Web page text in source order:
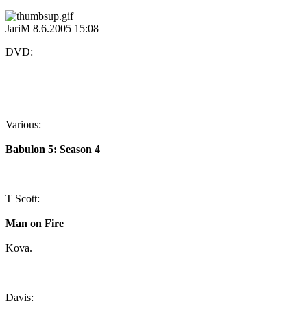
JariM 8.6.2005 15:08
DVD:
Various:
Babulon 5: Season 4
T Scott:
Man on Fire
Kova.
Davis: